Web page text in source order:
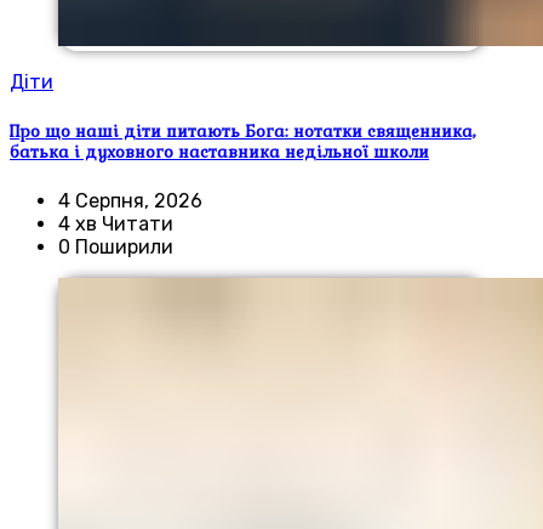
Діти
Про що наші діти питають Бога: нотатки священника,
батька і духовного наставника недільної школи
4 Серпня, 2026
4 хв Читати
0 Поширили